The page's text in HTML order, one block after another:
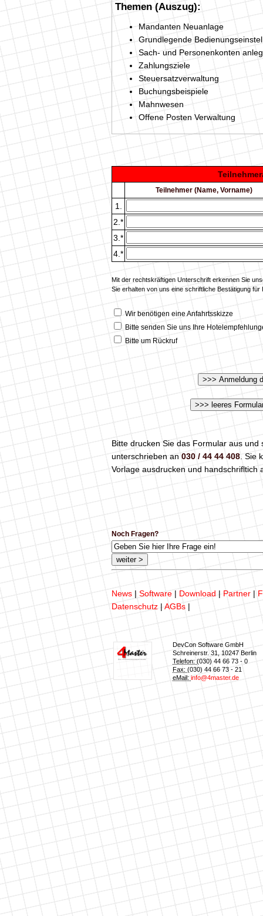
Themen (Auszug):
Mandanten Neuanlage
Grundlegende
Sach- und Personenkonten
Zahlungsziele
Steuersatzverwaltung
Buchungsbeispiele
Mahnwesen
Offene Posten Verwaltung
Teilnehmer (Name, Vorname)
1.
2.*
3.*
4.*
Mit der rechtskräftigen Unterschrift erkennen Sie
Sie erhalten von uns eine schriftliche Bestätigung für
Wir benötigen eine Anfahrtsskizze
Bitte senden Sie uns Ihre
Bitte um Rückruf
Bitte drucken Sie das Formular aus
unterschrieben an 030 / 44 44 408 . Sie
Vorlage ausdrucken und handschrifltich
Noch Fragen?
News | Software | Download | Partner |
Datenschutz | AGBs |
DevCon Software GmbH
Schreinerstr. 31
10247 Berlin
Telefon: (030) 44 66 73 - 0
Fax: (030) 44 66 73 - 21
eMail: info@4master.de